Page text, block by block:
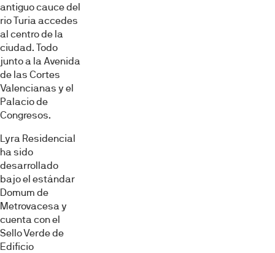
antiguo cauce del
rio Turia accedes
al centro de la
ciudad. Todo
junto a la Avenida
de las Cortes
Valencianas y el
Palacio de
Congresos.
Lyra Residencial
ha sido
desarrollado
bajo el estándar
Domum de
Metrovacesa y
cuenta con el
Sello Verde de
Edificio